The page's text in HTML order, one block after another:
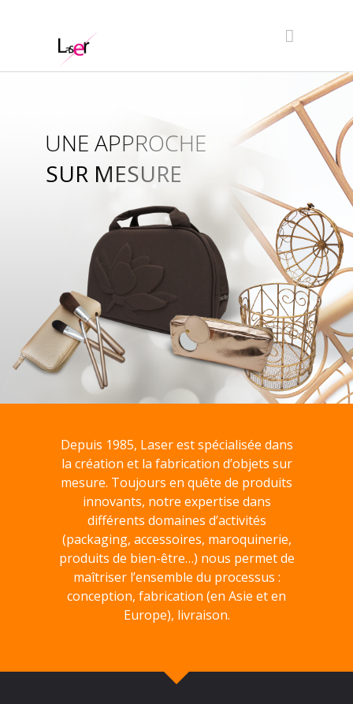
SUR MESURE
UNE APPROCHE
Depuis 1985, Laser est spécialisée dans
la création et la fabrication d’objets sur
mesure. Toujours en quête de produits
innovants, notre expertise dans
différents domaines d’activités
(packaging, accessoires, maroquinerie,
produits de bien-être…) nous permet de
maîtriser l’ensemble du processus :
conception, fabrication (en Asie et en
Europe), livraison.